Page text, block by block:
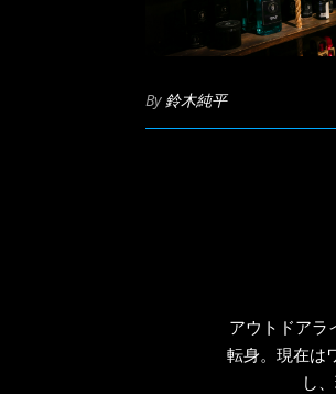
By 鈴木純平
アウトドアラ
転身。現在は
し